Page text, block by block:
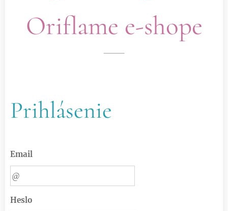
Oriflame e-shope
Prihlásenie
Email
Heslo